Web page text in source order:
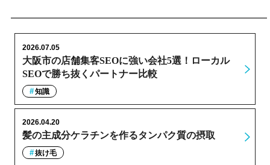
大阪市の店舗集客SEOに強い会社5選！ローカル
SEOで勝ち抜くパートナー比較
2026.07.05
知識
髪の主成分ケラチンを作るタンパク質の摂取
2026.04.20
抜け毛